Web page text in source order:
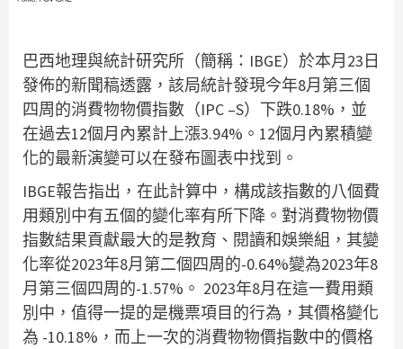
巴西地理與統計研究所（簡稱：IBGE）於本月23日
發佈的新聞稿透露，該局統計發現今年8月第三個
四周的消費物物價指數（IPC –S）下跌0.18%，並
在過去12個月內累計上漲3.94%。12個月內累積變
化的最新演變可以在發布圖表中找到。
IBGE報告指出，在此計算中，構成該指數的八個費
用類別中有五個的變化率有所下降。對消費物物價
指數結果貢獻最大的是教育、閱讀和娛樂組，其變
化率從2023年8月第二個四周的-0.64%變為2023年8
月第三個四周的-1.57%。 2023年8月在這一費用類
別中，值得一提的是機票項目的行為，其價格變化
為 -10.18%，而上一次的消費物物價指數中的價格